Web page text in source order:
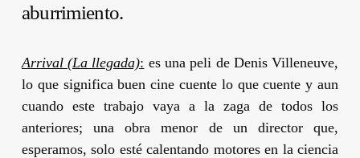
aburrimiento.
Arrival (La llegada): es una peli de Denis Villeneuve,
lo que significa buen cine cuente lo que cuente y aun
cuando este trabajo vaya a la zaga de todos los
anteriores; una obra menor de un director que,
esperamos, solo esté calentando motores en la ciencia